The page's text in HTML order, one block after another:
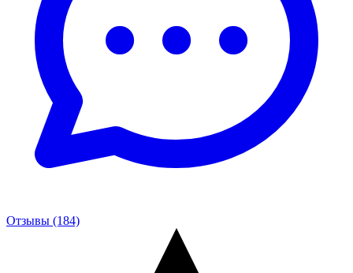
Отзывы (184)